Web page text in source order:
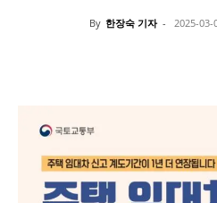
By 한장숙 기자 - 2025-03-